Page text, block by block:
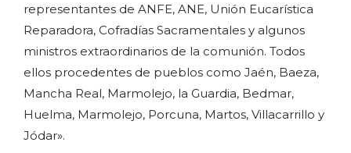
representantes de ANFE, ANE, Unión Eucarística
Reparadora, Cofradías Sacramentales y algunos
ministros extraordinarios de la comunión. Todos
ellos procedentes de pueblos como Jaén, Baeza,
Mancha Real, Marmolejo, la Guardia, Bedmar,
Huelma, Marmolejo, Porcuna, Martos, Villacarrillo y
Jódar».